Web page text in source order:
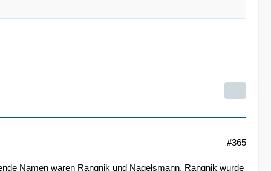
#365
Namen waren Rangnik und Nagelsmann. Rangnik wurde